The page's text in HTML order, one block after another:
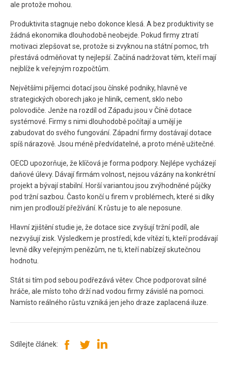
ale protože mohou.
Produktivita stagnuje nebo dokonce klesá. A bez produktivity se
žádná ekonomika dlouhodobě neobejde. Pokud firmy ztratí
motivaci zlepšovat se, protože si zvyknou na státní pomoc, trh
přestává odměňovat ty nejlepší. Začíná nadržovat těm, kteří mají
nejblíže k veřejným rozpočtům.
Největšími příjemci dotací jsou čínské podniky, hlavně ve
strategických oborech jako je hliník, cement, sklo nebo
polovodiče. Jenže na rozdíl od Západu jsou v Číně dotace
systémové. Firmy s nimi dlouhodobě počítají a umějí je
zabudovat do svého fungování. Západní firmy dostávají dotace
spíš nárazově. Jsou méně předvídatelné, a proto méně užitečné.
OECD upozorňuje, že klíčová je forma podpory. Nejlépe vycházejí
daňové úlevy. Dávají firmám volnost, nejsou vázány na konkrétní
projekt a bývají stabilní. Horší variantou jsou zvýhodněné půjčky
pod tržní sazbou. Často končí u firem v problémech, které si díky
nim jen prodlouží přežívání. K růstu je to ale neposune.
Hlavní zjištění studie je, že dotace sice zvyšují tržní podíl, ale
nezvyšují zisk. Výsledkem je prostředí, kde vítězí ti, kteří prodávají
levně díky veřejným penězům, ne ti, kteří nabízejí skutečnou
hodnotu.
Stát si tím pod sebou podřezává větev. Chce podporovat silné
hráče, ale místo toho drží nad vodou firmy závislé na pomoci.
Namísto reálného růstu vzniká jen jeho draze zaplacená iluze.
Sdílejte článek: